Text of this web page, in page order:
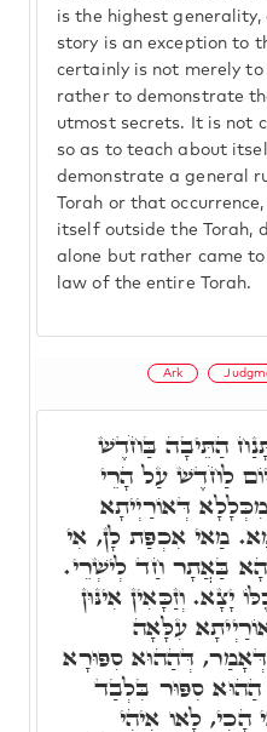
is the highest generality,
story is an exception to
certainly is not merely
rather to demonstrate
utmost secrets. It is not
so as to teach about
demonstrate a general
Torah or that
itself outside the Torah,
alone but rather came
law of the entire Torah.
Ark
הַתֵּיבָה בַּחֹדֶשׁ
לַחֹדֶשׁ עַל הָרֵי
דְּאוֹרַיְיתָא
מַאי אִכְפַּת לָן, אִי
בַּאֲתָר חַד לְישְׁרֵי.
וְזַכָּאִין אִינּוּן
עִלָּאָה
דְּהַהוּא סִפּוּרָא
סִפּוּר בִּלְבַד
הָכִי, לָאו אִיהִי